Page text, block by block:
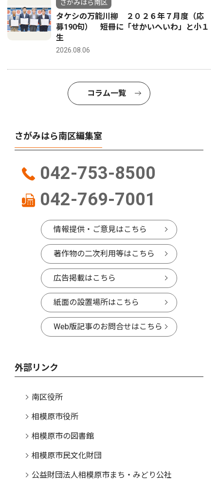
さがみはら南区
タケシの万能川柳 ２０２６年７月度（応
募190句） 短冊に「せかいへいわ」と小１
生
2026.08.06
コラム一覧
さがみはら南区編集室
042-753-8500
042-769-7001
情報提供・ご意見はこちら
著作物の二次利用等はこちら
広告掲載はこちら
紙面の設置場所はこちら
Web版記事のお問合せはこちら
外部リンク
南区役所
相模原市役所
相模原市の図書館
相模原市民文化財団
公益財団法人相模原市まち・みどり公社